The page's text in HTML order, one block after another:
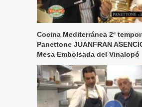
Cocina Mediterránea 2ª
Panettone JUANFRAN
Mesa Embolsada del Vinalopó